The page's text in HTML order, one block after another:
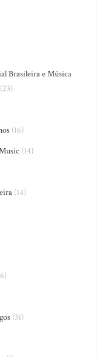
Brasileira e Música
(23)
(16)
(14)
(14)
(31)